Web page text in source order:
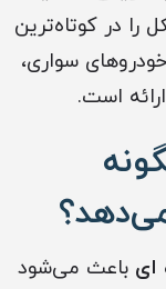
را در کوتاه‌ترین
سواری،
است.
ای باعث می‌شود